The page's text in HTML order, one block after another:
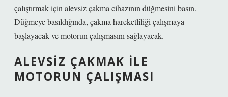
çalıştırmak için alevsiz çakma cihazının düğmesini basın.
Düğmeye basıldığında, çakma hareketliliği çalışmaya
başlayacak ve motorun çalışmasını sağlayacak.
ALEVSIZ ÇAKMAK ILE
MOTORUN ÇALIŞMASI